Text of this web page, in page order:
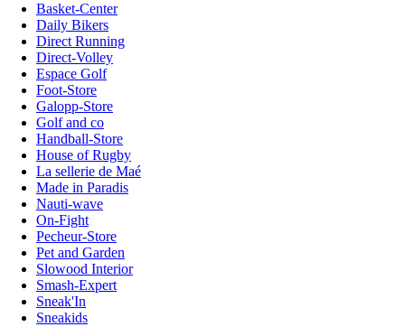
Basket-Center
Daily Bikers
Direct Running
Direct-Volley
Espace Golf
Foot-Store
Galopp-Store
Golf and co
Handball-Store
House of Rugby
La sellerie de Maé
Made in Paradis
Nauti-wave
On-Fight
Pecheur-Store
Pet and Garden
Slowood Interior
Smash-Expert
Sneak'In
Sneakids